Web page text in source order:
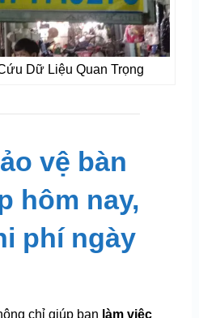
Dữ Liệu Quan Trọng
vệ bàn
hôm nay,
phí ngày
chỉ giúp bạn làm việc